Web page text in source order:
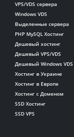
VPS/VDS сервера
Windows VDS
Выделенные сервера
PHP MySQL Хостинг
Дешевый хостинг
Дешевый VPS/VDS
Дешевый Windows VDS
Хостинг в Украине
Хостинг в Европе
Хостинг с Доменом
SSD Хостинг
SSD VPS